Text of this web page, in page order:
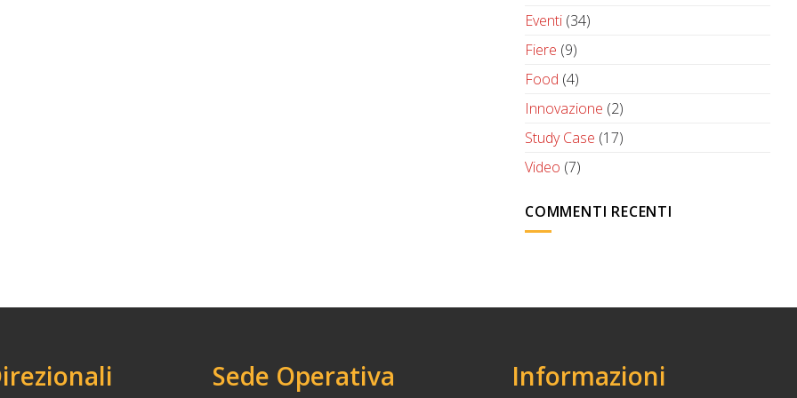
Eventi (34)
Fiere (9)
Food (4)
Innovazione (2)
Study Case (17)
Video (7)
COMMENTI RECENTI
Sede Operativa Informazioni